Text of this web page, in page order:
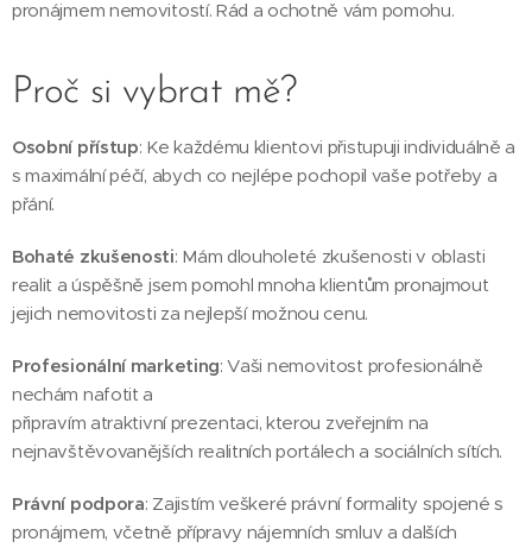
pronájmem nemovitostí. Rád a ochotně vám pomohu.
Proč si vybrat mě?
Osobní přístup: Ke každému klientovi přistupuji individuálně a
s maximální péčí, abych co nejlépe pochopil vaše potřeby a
přání.
Bohaté zkušenosti: Mám dlouholeté zkušenosti v oblasti
realit a úspěšně jsem pomohl mnoha klientům pronajmout
jejich nemovitosti za nejlepší možnou cenu.
Profesionální marketing: Vaši nemovitost profesionálně
nechám nafotit a
připravím atraktivní prezentaci, kterou zveřejním na
nejnavštěvovanějších realitních portálech a sociálních sítích.
Právní podpora: Zajistím veškeré právní formality spojené s
pronájmem, včetně přípravy nájemních smluv a dalších